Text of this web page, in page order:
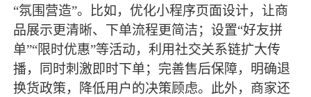
“氛围营造”。比如，优化小程序页面设计，让商
品展示更清晰、下单流程更简洁；设置“好友拼
单”“限时优惠”等活动，利用社交关系链扩大传
播，同时刺激即时下单；完善售后保障，明确退
换货政策，降低用户的决策顾虑。此外，商家还